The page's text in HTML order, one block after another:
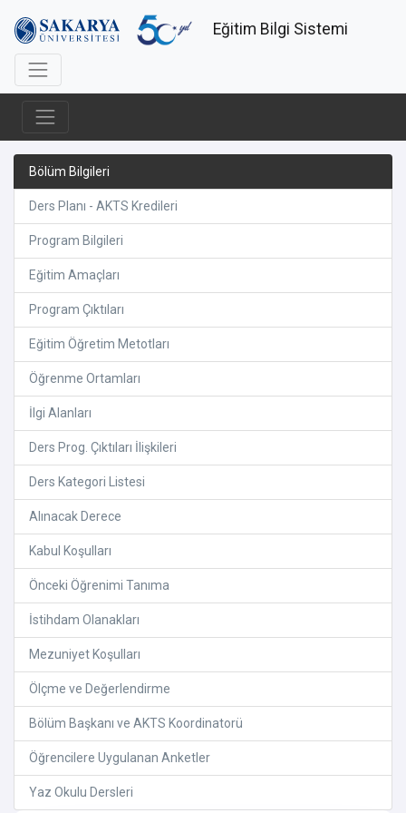
Eğitim Bilgi Sistemi
Bölüm Bilgileri
Ders Planı - AKTS Kredileri
Program Bilgileri
Eğitim Amaçları
Program Çıktıları
Eğitim Öğretim Metotları
Öğrenme Ortamları
İlgi Alanları
Ders Prog. Çıktıları İlişkileri
Ders Kategori Listesi
Alınacak Derece
Kabul Koşulları
Önceki Öğrenimi Tanıma
İstihdam Olanakları
Mezuniyet Koşulları
Ölçme ve Değerlendirme
Bölüm Başkanı ve AKTS Koordinatorü
Öğrencilere Uygulanan Anketler
Yaz Okulu Dersleri